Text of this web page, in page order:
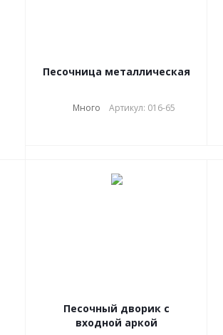
Песочница металлическая
Много Артикул: 016-65
Песочный дворик с
входной аркой